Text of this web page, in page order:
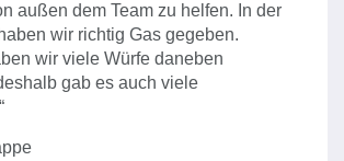
außen dem Team zu helfen. In der
wir richtig Gas gegeben.
wir viele Würfe daneben
gab es auch viele